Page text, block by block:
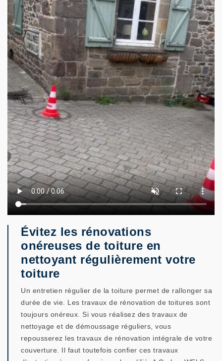
Évitez les rénovations
onéreuses de toiture en
nettoyant régulièrement votre
toiture
Un entretien régulier de la toiture permet de rallonger sa
durée de vie. Les travaux de rénovation de toitures sont
toujours onéreux. Si vous réalisez des travaux de
nettoyage et de démoussage réguliers, vous
repousserez les travaux de rénovation intégrale de votre
couverture. Il faut toutefois confier ces travaux